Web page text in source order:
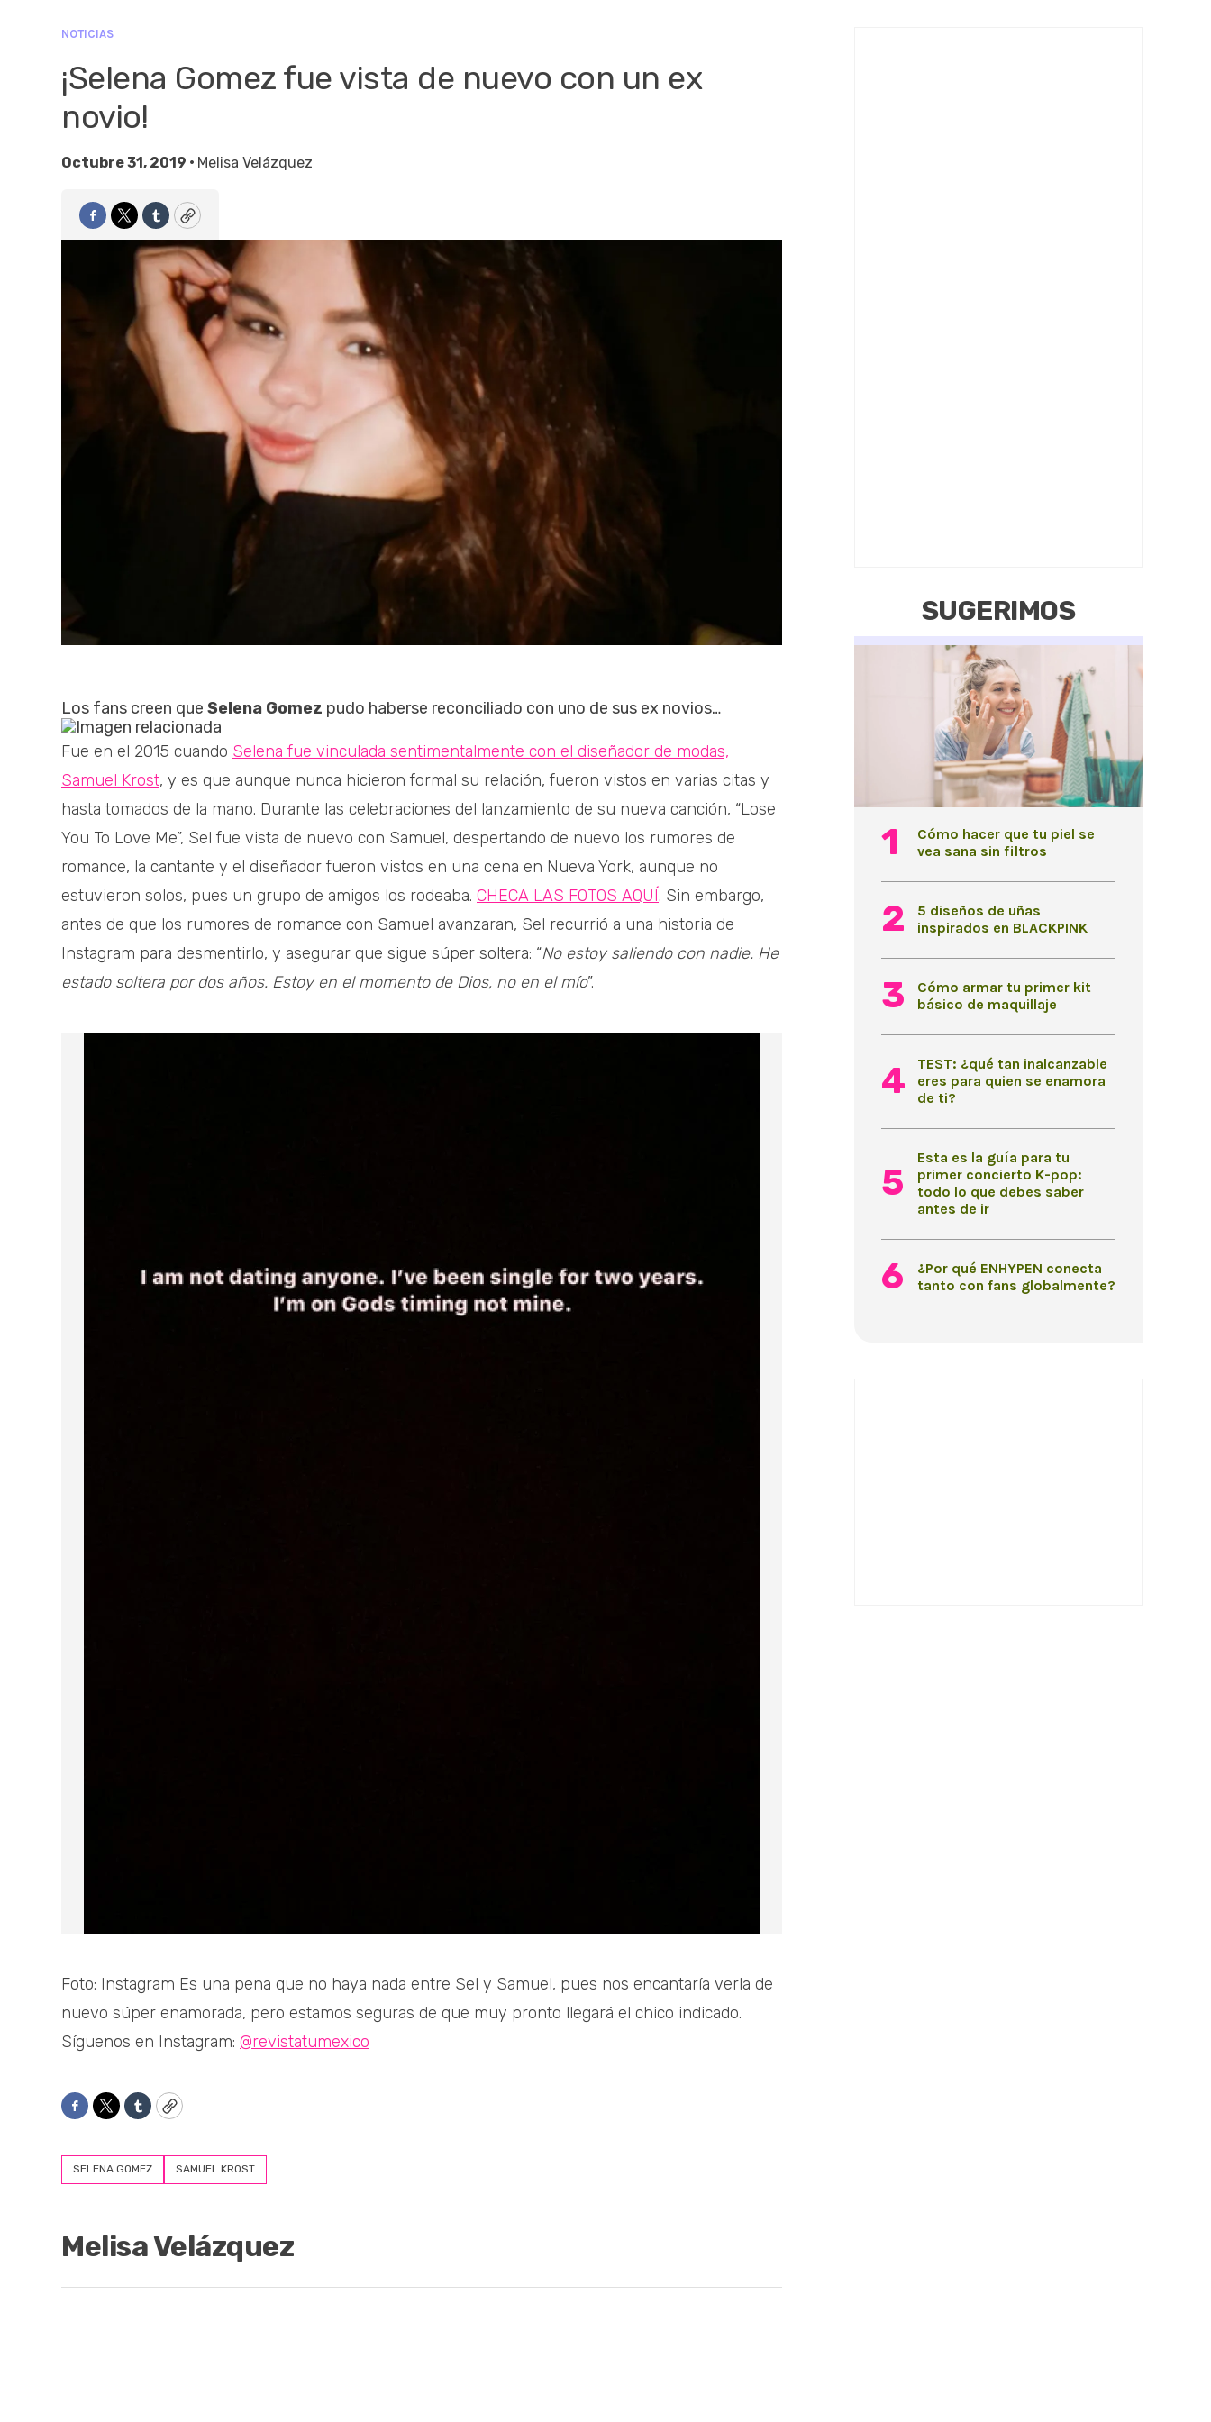
NOTICIAS
¡Selena Gomez fue vista de nuevo con un ex
novio!
Octubre 31, 2019 • Melisa Velázquez
Facebook
TwitterTumblrCopy
Los fans creen que Selena Gomez pudo haberse reconciliado con uno de sus ex novios…
Fue en el 2015 cuando Selena fue vinculada sentimentalmente con el diseñador de modas,
Samuel Krost, y es que aunque nunca hicieron formal su relación, fueron vistos en varias citas y
hasta tomados de la mano. Durante las celebraciones del lanzamiento de su nueva canción, “Lose
You To Love Me”, Sel fue vista de nuevo con Samuel, despertando de nuevo los rumores de
romance, la cantante y el diseñador fueron vistos en una cena en Nueva York, aunque no
estuvieron solos, pues un grupo de amigos los rodeaba. CHECA LAS FOTOS AQUÍ. Sin embargo,
antes de que los rumores de romance con Samuel avanzaran, Sel recurrió a una historia de
Instagram para desmentirlo, y asegurar que sigue súper soltera: “No estoy saliendo con nadie. He
estado soltera por dos años. Estoy en el momento de Dios, no en el mío”.
Foto: Instagram Es una pena que no haya nada entre Sel y Samuel, pues nos encantaría verla de
nuevo súper enamorada, pero estamos seguras de que muy pronto llegará el chico indicado.
Síguenos en Instagram: @revistatumexico
Facebook
TwitterTumblrCopy
SELENA GOMEZ SAMUEL KROST
Melisa Velázquez
SUGERIMOS
Cómo hacer que tu piel se
vea sana sin filtros
5 diseños de uñas
inspirados en BLACKPINK
Cómo armar tu primer kit
básico de maquillaje
TEST: ¿qué tan inalcanzable
eres para quien se enamora
de ti?
Esta es la guía para tu
primer concierto K-pop:
todo lo que debes saber
antes de ir
¿Por qué ENHYPEN conecta
tanto con fans globalmente?